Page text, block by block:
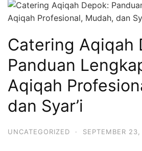
Catering Aqiqah
Panduan
Aqiqah
dan Syar’i
UNCATEGORIZED · SEPTEMBER